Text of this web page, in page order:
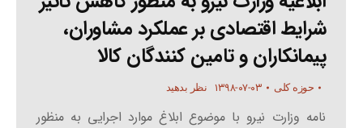
شرایط اقتصادی بر عملکرد مشاوران،
پیمانکاران و تامین کنندگان کالا
حوزه کلی ۱۳۹۸-۰۷-۰۳ نظر بدهید
نامه وزارت نیرو با موضوع ابلاغ موارد اجرایی به منظور